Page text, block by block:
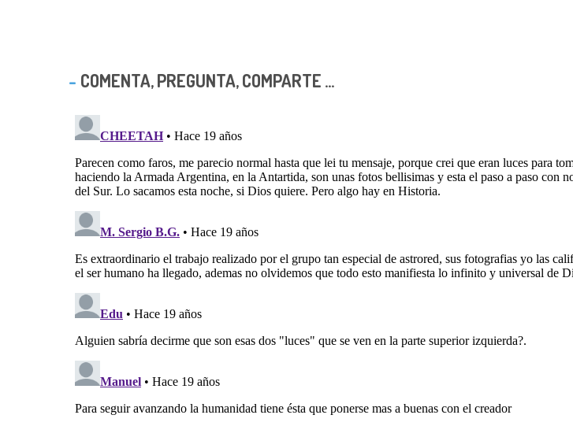
COMENTA, PREGUNTA, COMPARTE ...